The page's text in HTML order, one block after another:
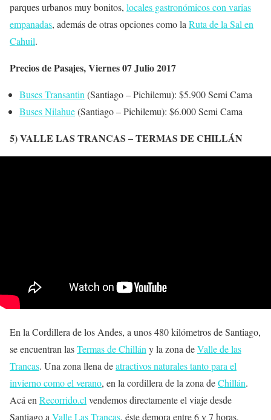
parques urbanos muy bonitos, locales gastronómicos con varias
empanadas, además de otras opciones como laRuta de la Sal en
Cahuil.
Precios de Pasajes, Viernes 07 Julio 2017
Buses Transantin(Santiago – Pichilemu): $5.900 Semi Cama
Buses Nilahue(Santiago – Pichilemu): $6.000 Semi Cama
5) VALLE LAS TRANCAS – TERMAS DE CHILLÁN
En la Cordillera de los Andes, a unos 480 kilómetros de Santiago,
se encuentran lasTermas de Chillány la zona deValle de las
Trancas. Una zona llena deatractivos naturales tanto para el
invierno como el verano, en la cordillera de la zona deChillán.
Acá enRecorrido.clvendemos directamente el viaje desde
Santiago a Valle Las Trancas, éste demora entre 6 y 7 horas,